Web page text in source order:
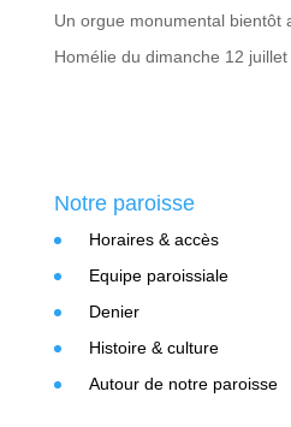
Un orgue monumental bientôt
Homélie du dimanche 12 juillet
Notre paroisse
Horaires & accès
Equipe paroissiale
Denier
Histoire & culture
Autour de notre paroisse